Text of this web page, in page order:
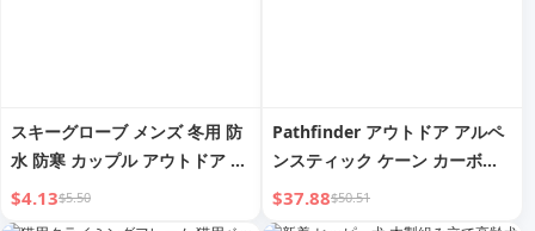
スキーグローブ メンズ 冬用 防
水 防寒 カップル アウトドア バ
イク マウンテンクライミング用
品 バイク用 タッチスクリーン
$4.13$5.50
Pathfinder アウトドア アルペ
ンスティック ケーン カーボン
製 伸縮式 折りたたみ式 ウォー
キングスティック クライミング
$37.88$50.51